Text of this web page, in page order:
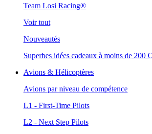
Team Losi Racing®
Voir tout
Nouveautés
Superbes idées cadeaux à moins de 200 €
Avions & Hélicoptères
Avions par niveau de compétence
L1 - First-Time Pilots
L2 - Next Step Pilots